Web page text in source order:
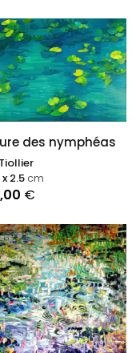
des nymphéas
€
x 2.5cm